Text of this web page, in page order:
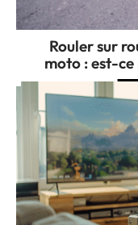
Rouler sur
moto : est-ce